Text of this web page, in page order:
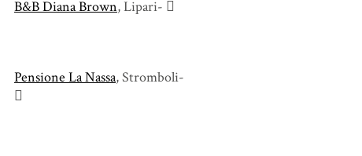
B&B Diana Brown, Lipari-
Pensione La Nassa, Stromboli-